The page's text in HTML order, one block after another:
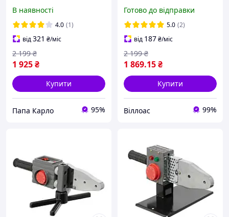
90, 110 мм Intertool PAK
RT-2113 кейс
В наявності
4.0 (1)
від321 ₴/міс
1 925₴
2 199 ₴
Купити
Папа Карло 95%
насадки 20, 25, 32, 40, 50,
63 мм, металевий кейс
Готово до відправки
5.0 (2)
від 187₴/міс
1 869.15₴
2 199 ₴
Купити
Віллоас 99%